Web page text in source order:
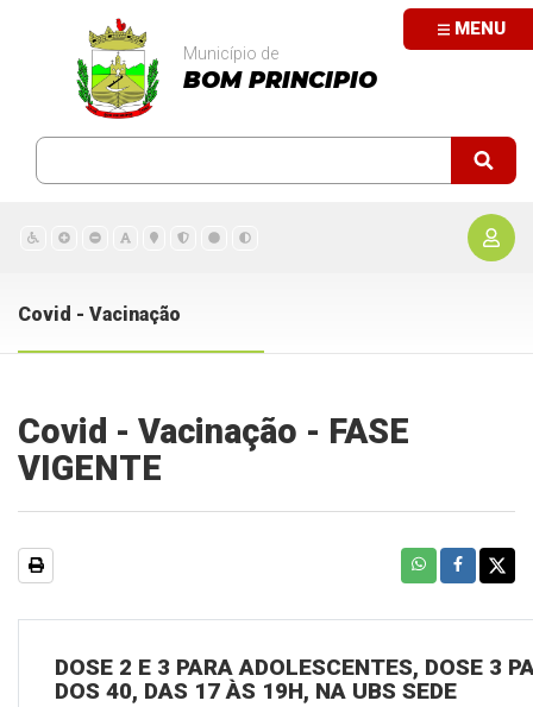
MENU
Município de
BOM PRINCIPIO
Covid - Vacinação
Covid - Vacinação - FASE
VIGENTE
DOSE 2 E 3 PARA ADOLESCENTES, DOSE 3
DOS 40, DAS 17 ÀS 19H, NA UBS SEDE